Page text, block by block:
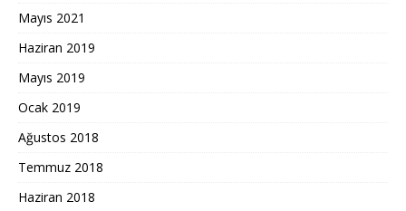
Mayıs 2021
Haziran 2019
Mayıs 2019
Ocak 2019
Ağustos 2018
Temmuz 2018
Haziran 2018